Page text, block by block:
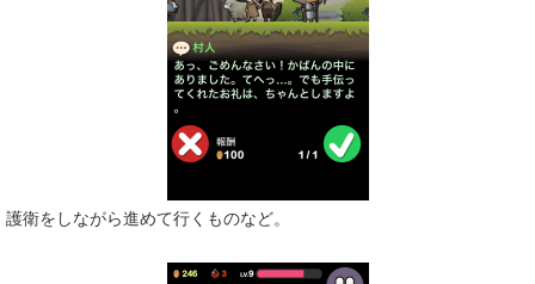
護衛をしながら進めて行くものなど。